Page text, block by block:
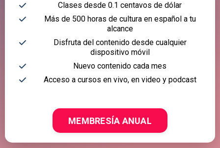
Clases desde 0.1 centavos de dólar
Más de 500 horas de cultura en español a tu
alcance
Disfruta del contenido desde cualquier
dispositivo móvil
Nuevo contenido cada mes
Acceso a cursos en vivo, en video y podcast
MEMBRESÍA ANUAL